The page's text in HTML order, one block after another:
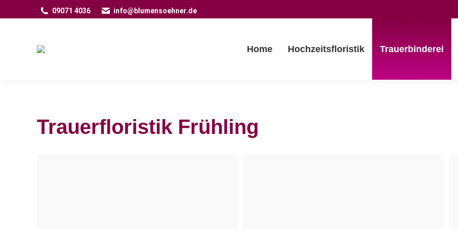
09071 4036 info@blumensoehner.de
Home Hochzeitsfloristik Trauerbinderei
Trauerfloristik Frühling